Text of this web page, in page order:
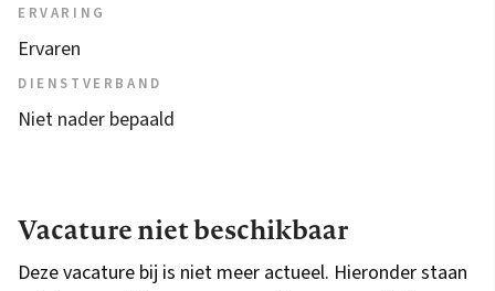
ERVARING
Ervaren
DIENSTVERBAND
Niet nader bepaald
Vacature niet beschikbaar
Deze vacature bij is niet meer actueel. Hieronder staan